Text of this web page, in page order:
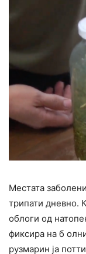
Местата
трипати дневно.
облоги од
фиксира на б
рузмарин ја